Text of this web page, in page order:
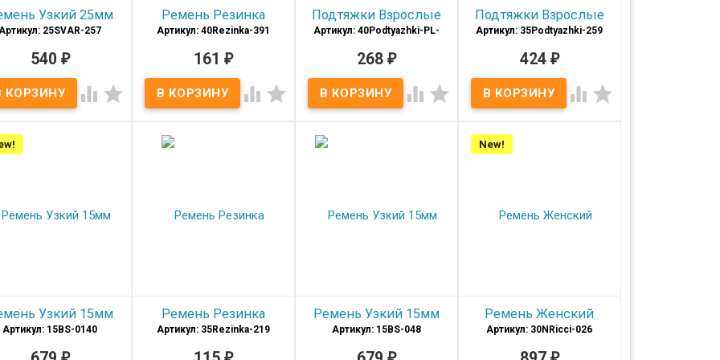
Узкий 25мм
Артикул: 25SVAR-257
В наличии
узкий Женский из
натуральной кожи,
шириной
Ширина
Цвет
Белый
540 ₽
 
Ремень Резинка
Артикул: 40Rezinka-391
В наличии
Ремень текстильный
резинка, шириной 40мм.
Материал
Текстиль
Длина
Цвет
Серо-
161 ₽
 
Подтяжки Взрослые
Артикул: 40Podtyazhki-PL-
В наличии
Качественные подтяжки
для взрослых шириной
Производитель
серый
268 ₽
 
Подтяжки Взрослые
Артикул: 35Podtyazhki-259
В наличии
Качественные Подтяжки
для взрослых шириной
35мм
424 ₽
 
Узкий 15мм
Артикул: 15BS-0140
Ремень Резинка
Артикул: 35Rezinka-219
Ремень Узкий 15мм
Артикул: 15BS-048
New!
Ремень Женский
Артикул: 30NRicci-026